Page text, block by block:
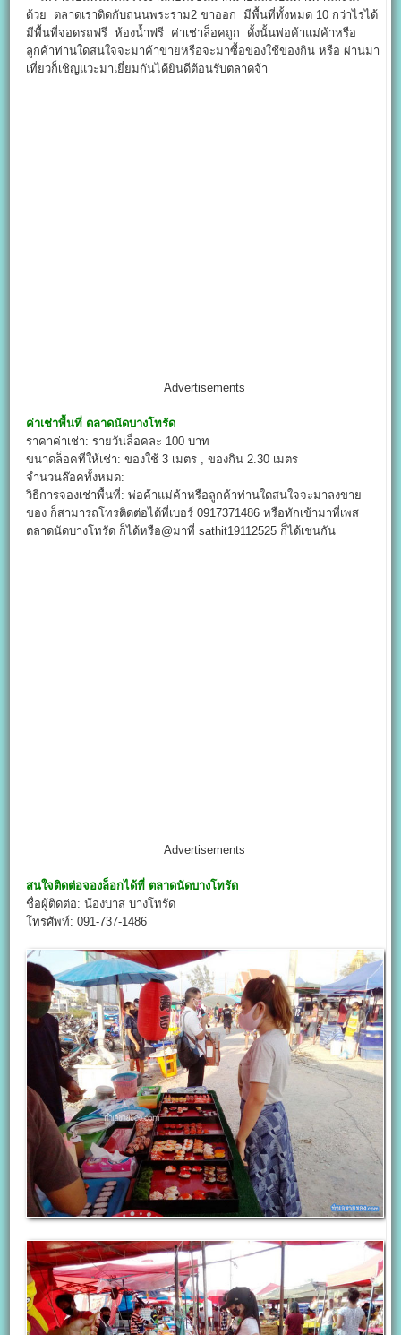
ด้วย ตลาดเราติดกับถนนพระราม2 ขาออก มีพื้นที่ทั้งหมด 10 กว่าไร่ได้
มีพื้นที่จอดรถฟรี ห้องน้ำฟรี ค่าเช่าล็อคถูก ดั้งนั้นพ่อค้าแม่ค้าหรือ
ลูกค้าท่านใดสนใจจะมาค้าขายหรือจะมาซื้อของใช้ของกิน หรือ ผ่านมา
เที่ยวก็เชิญแวะมาเยี่ยมกันได้ยินดีต้อนรับตลาดจ้า
Advertisements
ค่าเช่าพื้นที่ ตลาดนัดบางโทรัด
ราคาค่าเช่า: รายวันล็อคละ 100 บาท
ขนาดล็อคที่ให้เช่า: ของใช้ 3 เมตร , ของกิน 2.30 เมตร
จำนวนล๊อคทั้งหมด: –
วิธีการจองเช่าพื้นที่: พ่อค้าแม่ค้าหรือลูกค้าท่านใดสนใจจะมาลงขาย
ของ ก็สามารถโทรติดต่อได้ที่เบอร์ 0917371486 หรือทักเข้ามาที่เพส
ตลาดนัดบางโทรัด ก็ได้หรือ@มาที่ sathit19112525 ก็ได้เช่นกัน
Advertisements
สนใจติดต่อจองล็อกได้ที่ ตลาดนัดบางโทรัด
ชื่อผู้ติดต่อ: น้องบาส บางโทรัด
โทรศัพท์: 091-737-1486